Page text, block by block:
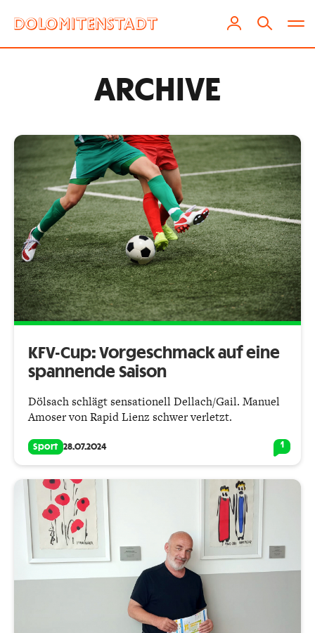
ARCHIVE
KFV-Cup: Vorgeschmack auf eine
spannende Saison
Dölsach schlägt sensationell Dellach/Gail. Manuel
Amoser von Rapid Lienz schwer verletzt.
Sport 28.07.2024 1